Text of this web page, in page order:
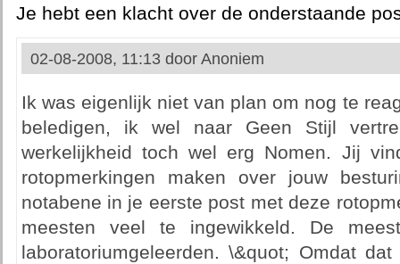
Je hebt een klacht over de onderstaande
02-08-2008, 11:13 door Anoniem
Ik was eigenlijk niet van plan om nog te
beledigen, ik wel naar Geen Stijl
werkelijkheid toch wel erg Nomen. Jij
rotopmerkingen maken over jouw
notabene in je eerste post met deze
meesten veel te ingewikkeld. De
laboratoriumgeleerden. \&quot; Omdat